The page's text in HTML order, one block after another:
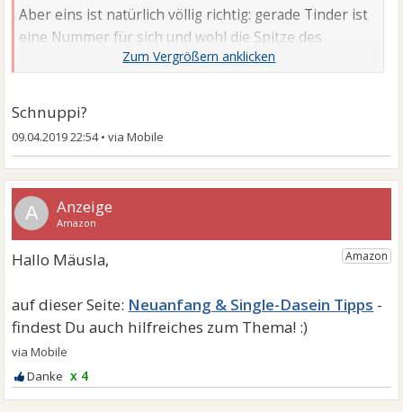
Aber eins ist natürlich völlig richtig: gerade Tinder ist
eine Nummer für sich und wohl die Spitze des
Eisberges in punkto Unverbindlichkeit.
Es muss ja nicht gleich Elitepartner oder Parship sein,
aber Finya und Co. sind da wohl noch etwas anders,
Schnuppi?
09.04.2019 22:54•
A
Neuanfang & Single-Dasein Tipps
x 4